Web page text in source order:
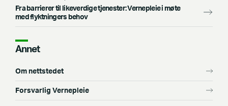
Fra barrierer til likeverdige tjenester: Vernepleie i møte
med flyktningers behov
Annet
Om nettstedet
Forsvarlig Vernepleie